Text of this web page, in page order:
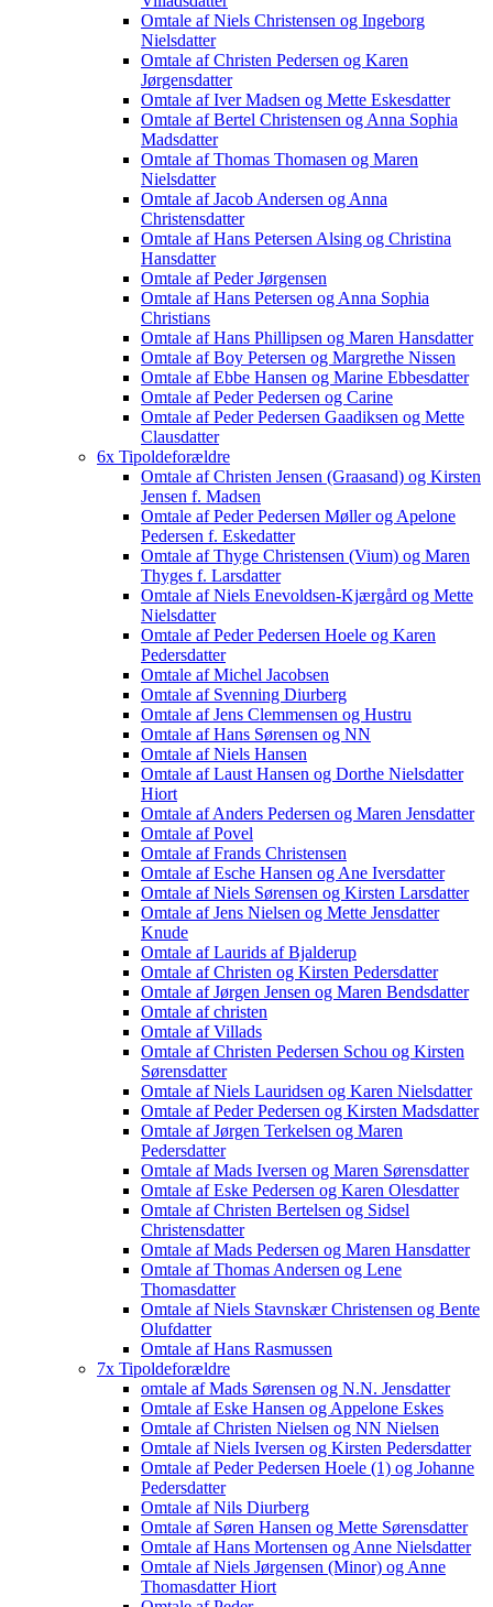
Omtale af Niels Christensen og Ingeborg
Nielsdatter
Omtale af Christen Pedersen og Karen
Jørgensdatter
Omtale af Iver Madsen og Mette Eskesdatter
Omtale af Bertel Christensen og Anna Sophia
Madsdatter
Omtale af Thomas Thomasen og Maren
Nielsdatter
Omtale af Jacob Andersen og Anna
Christensdatter
Omtale af Hans Petersen Alsing og Christina
Hansdatter
Omtale af Peder Jørgensen
Omtale af Hans Petersen og Anna Sophia
Christians
Omtale af Hans Phillipsen og Maren Hansdatter
Omtale af Boy Petersen og Margrethe Nissen
Omtale af Ebbe Hansen og Marine Ebbesdatter
Omtale af Peder Pedersen og Carine
Omtale af Peder Pedersen Gaadiksen og Mette
Clausdatter
6x Tipoldeforældre
Omtale af Christen Jensen (Graasand) og Kirsten
Jensen f. Madsen
Omtale af Peder Pedersen Møller og Apelone
Pedersen f. Eskedatter
Omtale af Thyge Christensen (Vium) og Maren
Thyges f. Larsdatter
Omtale af Niels Enevoldsen-Kjærgård og Mette
Nielsdatter
Omtale af Peder Pedersen Hoele og Karen
Pedersdatter
Omtale af Michel Jacobsen
Omtale af Svenning Diurberg
Omtale af Jens Clemmensen og Hustru
Omtale af Hans Sørensen og NN
Omtale af Niels Hansen
Omtale af Laust Hansen og Dorthe Nielsdatter
Hiort
Omtale af Anders Pedersen og Maren Jensdatter
Omtale af Povel
Omtale af Frands Christensen
Omtale af Esche Hansen og Ane Iversdatter
Omtale af Niels Sørensen og Kirsten Larsdatter
Omtale af Jens Nielsen og Mette Jensdatter
Knude
Omtale af Laurids af Bjalderup
Omtale af Christen og Kirsten Pedersdatter
Omtale af Jørgen Jensen og Maren Bendsdatter
Omtale af christen
Omtale af Villads
Omtale af Christen Pedersen Schou og Kirsten
Sørensdatter
Omtale af Niels Lauridsen og Karen Nielsdatter
Omtale af Peder Pedersen og Kirsten Madsdatter
Omtale af Jørgen Terkelsen og Maren
Pedersdatter
Omtale af Mads Iversen og Maren Sørensdatter
Omtale af Eske Pedersen og Karen Olesdatter
Omtale af Christen Bertelsen og Sidsel
Christensdatter
Omtale af Mads Pedersen og Maren Hansdatter
Omtale af Thomas Andersen og Lene
Thomasdatter
Omtale af Niels Stavnskær Christensen og Bente
Olufdatter
Omtale af Hans Rasmussen
7x Tipoldeforældre
omtale af Mads Sørensen og N.N. Jensdatter
Omtale af Eske Hansen og Appelone Eskes
Omtale af Christen Nielsen og NN Nielsen
Omtale af Niels Iversen og Kirsten Pedersdatter
Omtale af Peder Pedersen Hoele (1) og Johanne
Pedersdatter
Omtale af Nils Diurberg
Omtale af Søren Hansen og Mette Sørensdatter
Omtale af Hans Mortensen og Anne Nielsdatter
Omtale af Niels Jørgensen (Minor) og Anne
Thomasdatter Hiort